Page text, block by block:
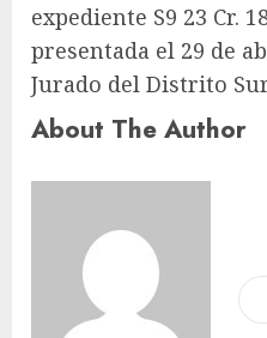
expediente S9 23 Cr.
presentada el 29 de
Jurado del Distrito
About The Author